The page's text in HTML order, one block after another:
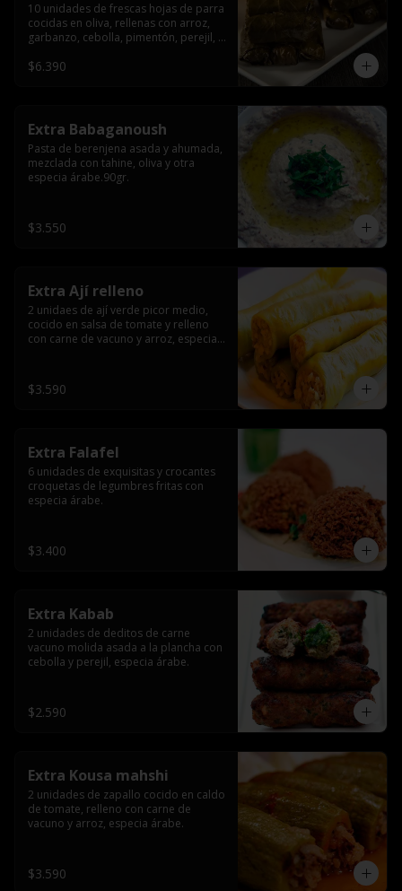
10 unidades de frescas hojas de parra
cocidas en oliva, rellenas con arroz,
garbanzo, cebolla, pimentón, perejil,
$6.390
Extra Babaganoush
Pasta de berenjena asada y ahumada,
mezclada con tahine, oliva y otra
especia árabe.90gr.
$3.550
Extra Ají relleno
2 unidaes de ají verde picor medio,
cocido en salsa de tomate y relleno
con carne de vacuno y arroz, especia
$3.590
Extra Falafel
6 unidades de exquisitas y crocantes
croquetas de legumbres fritas con
especia árabe.
$3.400
Extra Kabab
2 unidades de deditos de carne
vacuno molida asada a la plancha con
cebolla y perejil, especia árabe.
$2.590
Extra Kousa mahshi
2 unidades de zapallo cocido en caldo
de tomate, relleno con carne de
vacuno y arroz, especia árabe.
$3.590